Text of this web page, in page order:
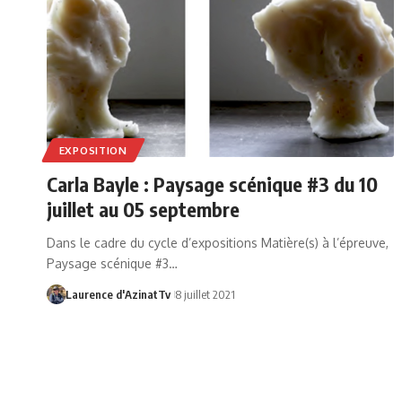
EXPOSITION
Carla Bayle : Paysage scénique #3 du 10
juillet au 05 septembre
Dans le cadre du cycle d’expositions Matière(s) à l’épreuve,
Paysage scénique #3…
Laurence d'AzinatTv 8 juillet 2021